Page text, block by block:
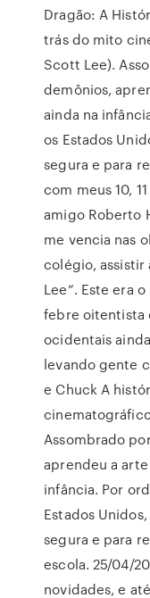
Dragão: A
trás do mito
Scott Lee).
demônios,
ainda na
os Estados
segura e para
com meus 10,
amigo Roberto
me vencia nas
colégio, assistir
Lee“. Este era
febre oitentista
ocidentais
levando gente
e Chuck A
Assombrado
aprendeu a
infância. Por
Estados
segura e para
escola. 25/04/
novidades, e